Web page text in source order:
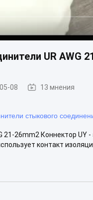
UR AWG
08 13 мнения
стыкового
26mm2 Коннектор UY
контакт